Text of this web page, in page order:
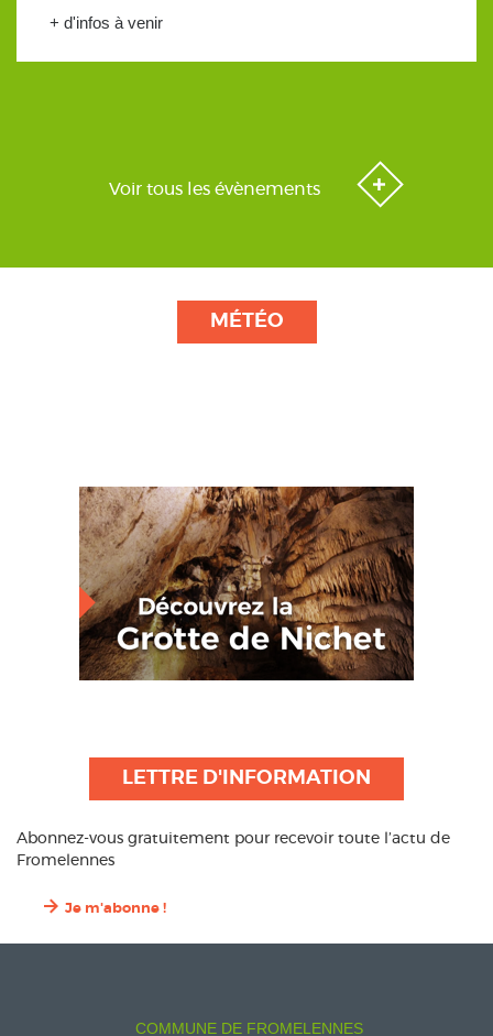
+ d'infos à venir
Voir tous les évènements
MÉTÉO
LETTRE D'INFORMATION
Abonnez-vous gratuitement pour recevoir toute l’actu de
Fromelennes
Je m'abonne !
COMMUNE DE FROMELENNES